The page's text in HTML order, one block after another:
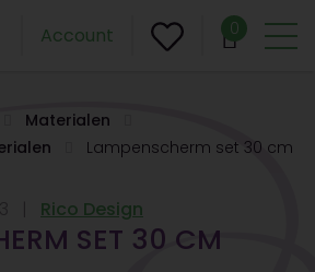
Account 0
Materialen
Lampenscherm set 30 cm
Rico Design
SET 30 CM